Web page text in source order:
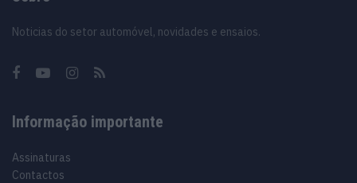
Noticias do setor automóvel, novidades e ensaios.
Informação importante
Assinaturas
Contactos